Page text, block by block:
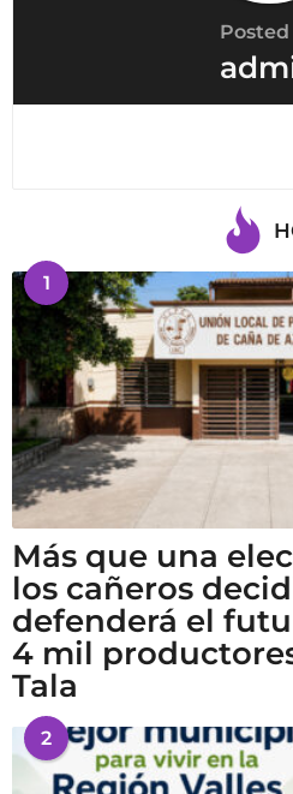
1
Más que una
los cañeros
defenderá el
4 mil
Tala
2